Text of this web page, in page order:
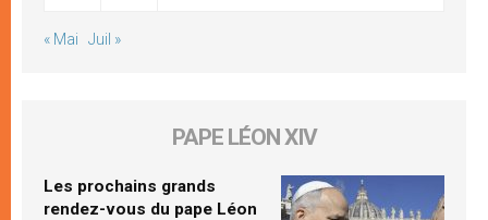
« Mai Juil »
PAPE LÉON XIV
Les prochains grands
rendez-vous du pape Léon